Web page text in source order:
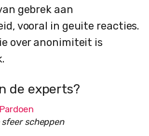
gebrek aan
vooral in geuite reacties.
over anonimiteit is
de experts?
scheppen